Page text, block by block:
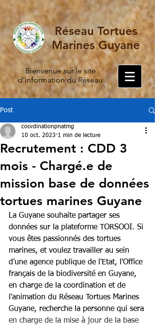
Réseau Tortues
Marines Guyane
Bienvenue sur le site
d'information du Réseau
Post
Recrutement : CDD 3
mois - Chargé.e de
mission base de données
tortues marines Guyane
coordinationpnatmg
10 oct. 2023 1 min de lecture
La Guyane souhaite partager ses
données sur la plateforme TORSOOI. Si
vous êtes passionnés des tortues
marines, et voulez travailler au sein
d'une agence publique de l'Etat, l'Office
français de la biodiversité en Guyane,
en charge de la coordination et de
l'animation du Réseau Tortues Marines
Guyane, recherche la personne qui sera
en charge de la mise à jour de la base